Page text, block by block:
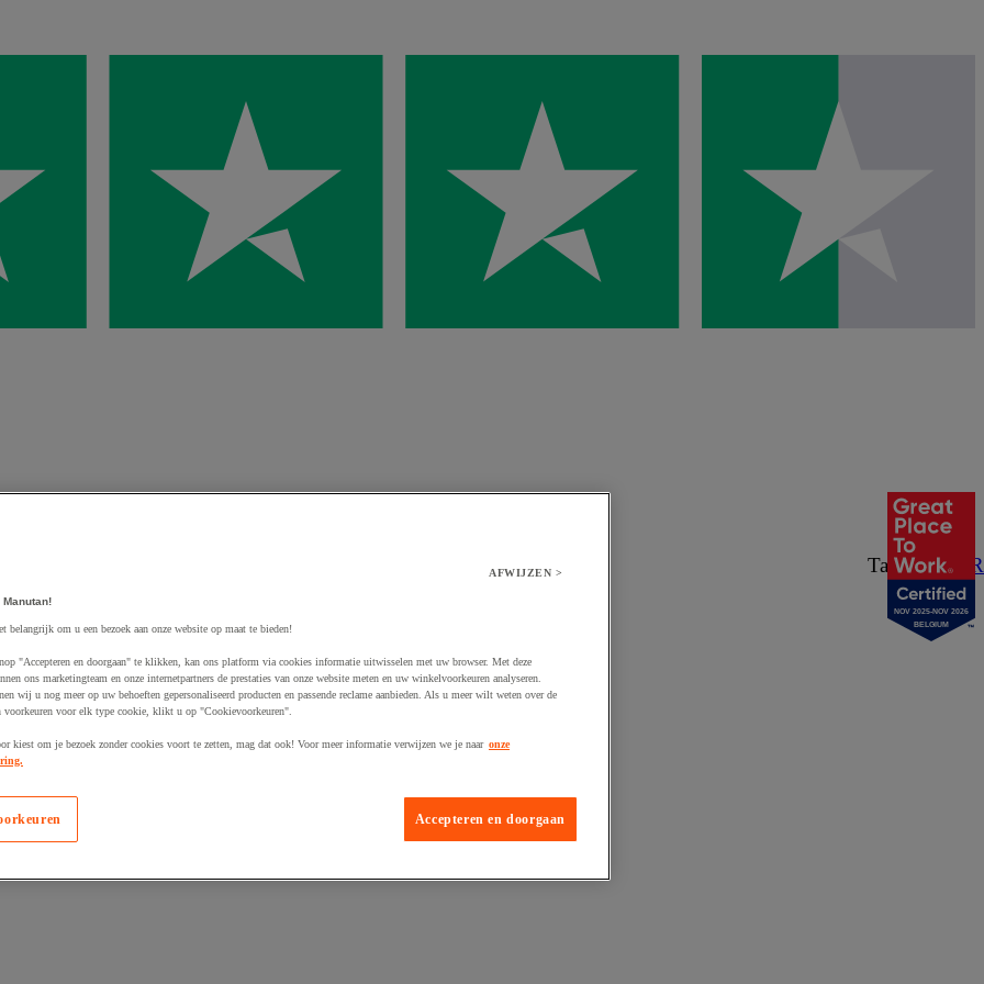
Taal:NL/ FR
aan winkelwagen
NOV 2025-NOV 2026
BELGIUM
AFWIJZEN >
belangrijk om u een bezoek aan onze website op maat te bieden!
"Accepteren en doorgaan" te klikken, kan ons platform via cookies informatie uitwisselen met uw browser. Met deze
ons marketingteam en onze internetpartners de prestaties van onze website meten en uw winkelvoorkeuren analyseren.
wij u nog meer op uw behoeften gepersonaliseerd producten en passende reclame aanbieden. Als u meer wilt weten over de
voorkeuren voor elk type cookie, klikt u op "Cookievoorkeuren".
kiest om je bezoek zonder cookies voort te zetten, mag dat ook! Voor meer informatie verwijzen we je naar onze
Accepteren en doorgaan